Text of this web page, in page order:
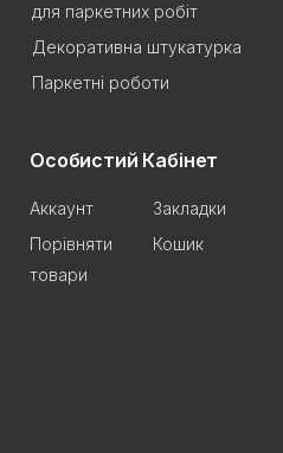
для паркетних робіт
Декоративна штукатурка
Паркетні роботи
Особистий Кабінет
Аккаунт
Закладки
Порівняти
товари
Кошик